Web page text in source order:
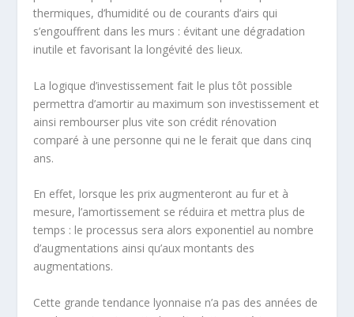
thermiques, d’humidité ou de courants d’airs qui
s’engouffrent dans les murs : évitant une dégradation
inutile et favorisant la longévité des lieux.
La logique d’investissement fait le plus tôt possible
permettra d’amortir au maximum son investissement et
ainsi rembourser plus vite son crédit rénovation
comparé à une personne qui ne le ferait que dans cinq
ans.
En effet, lorsque les prix augmenteront au fur et à
mesure, l’amortissement se réduira et mettra plus de
temps : le processus sera alors exponentiel au nombre
d’augmentations ainsi qu’aux montants des
augmentations.
Cette grande tendance lyonnaise n’a pas des années de